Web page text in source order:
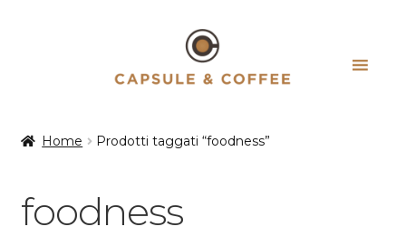
Home Prodotti taggati “foodness”
foodness